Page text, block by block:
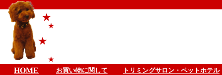
HOME お買い物に関して トリミングサロン・ペットホテル
★
★
★
★